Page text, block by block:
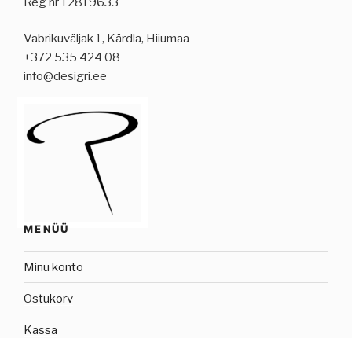
Vabrikuväljak 1, Kärdla, Hiiumaa
+372 535 424 08
info@desigri.ee
MENÜÜ
Minu konto
Ostukorv
Kassa